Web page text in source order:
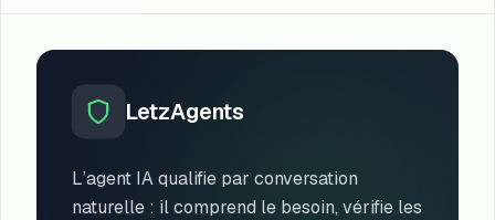
LetzAgents
L’agent IA qualifie par conversation
naturelle : il comprend le besoin, vérifie les